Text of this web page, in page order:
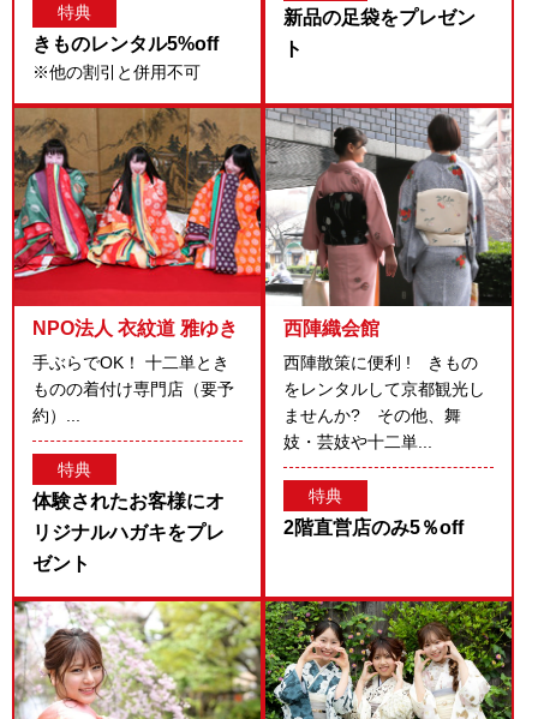
特典
きものレンタル5%off
※他の割引と併用不可
新品の足袋をプレゼン
ト
NPO法人 衣紋道 雅ゆき
手ぶらでOK！ 十二単とき
ものの着付け専門店（要予
約）...
特典
体験されたお客様にオ
リジナルハガキをプレ
ゼント
西陣織会館
西陣散策に便利 ! きもの
をレンタルして京都観光し
ませんか? その他、舞
妓・芸妓や十二単...
特典
2階直営店のみ5％off